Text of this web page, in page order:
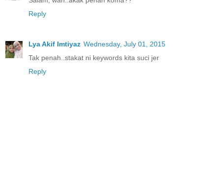
Reply
Lya Akif Imtiyaz Wednesday, July 01, 2015
Tak penah..stakat ni keywords kita suci jer
Reply